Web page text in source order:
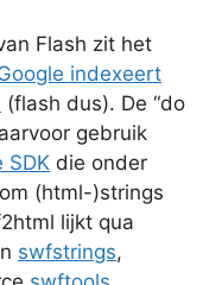
Flash zit het
indexeert
(flash dus). De “do
gebruik
SDK die onder
(html-)strings
lijkt qua
swfstrings,